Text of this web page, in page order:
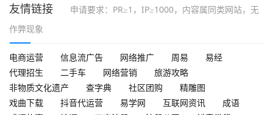
友情链接
申请要求：PR≥1，IP≥1000，内容属同类网站，无
作弊现象
电商运营 信息流广告 网络推广 周易
易经
代理招生
二手车 网络营销
旅游攻略
非物质文化遗产
查字典 社区团购
精雕图
戏曲下载
抖音代运营 易学网 互联网资讯
成语